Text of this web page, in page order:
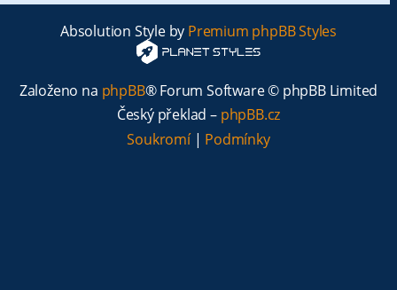
Absolution Style by Premium phpBB Styles
Založeno na phpBB® Forum Software © phpBB Limited
Český překlad – phpBB.cz
Soukromí| Podmínky